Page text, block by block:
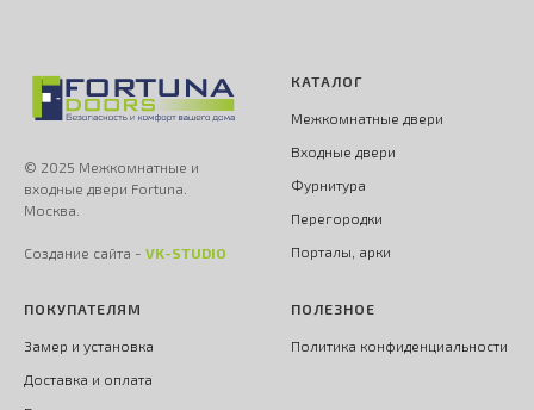
© 2025 Межкомнатные и
входные двери Fortuna.
Москва.
Создание сайта - VK-STUDIO
КАТАЛОГ
Межкомнатные двери
Входные двери
Фурнитура
Перегородки
Порталы, арки
ПОКУПАТЕЛЯМ
Замер и установка
Доставка и оплата
ПОЛЕЗНОЕ
Политика конфиденциальности